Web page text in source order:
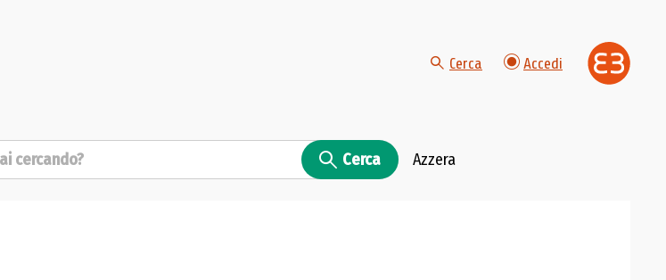
Cerca Accedi
Cerca Azzera